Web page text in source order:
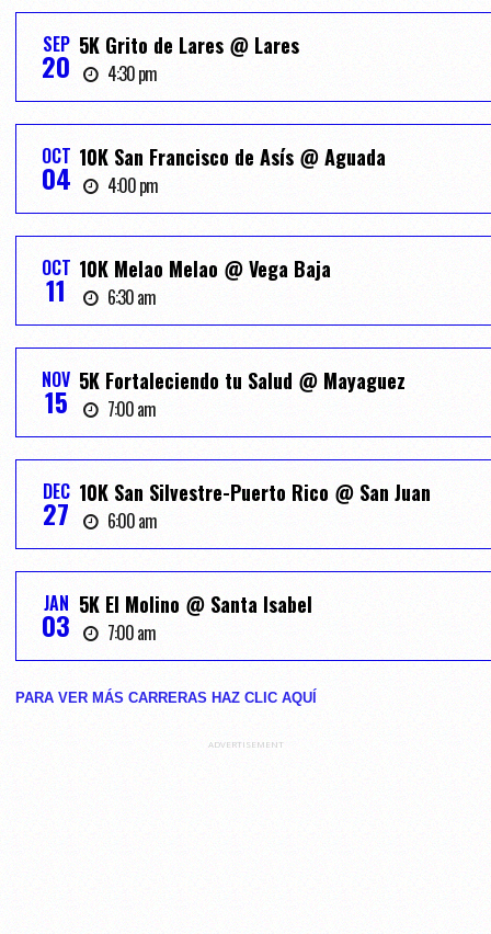
SEP
20
5K Grito de Lares @ Lares
4:30 pm
OCT
04
10K San Francisco de Asís @ Aguada
4:00 pm
OCT
11
10K Melao Melao @ Vega Baja
6:30 am
NOV
15
5K Fortaleciendo tu Salud @ Mayaguez
7:00 am
DEC
27
10K San Silvestre-Puerto Rico @ San Juan
6:00 am
JAN
03
5K El Molino @ Santa Isabel
7:00 am
PARA VER MÁS CARRERAS HAZ CLIC AQUĺ
ADVERTISEMENT